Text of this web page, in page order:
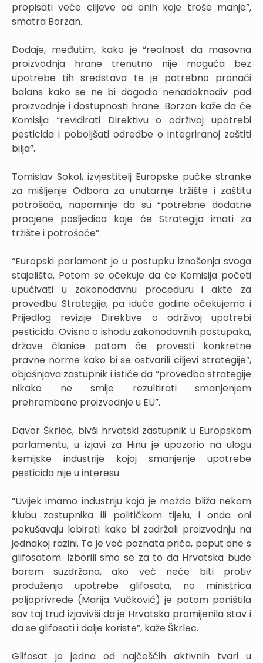
propisati veće ciljeve od onih koje troše manje”,
smatra Borzan.
Dodaje, međutim, kako je “realnost da masovna
proizvodnja hrane trenutno nije moguća bez
upotrebe tih sredstava te je potrebno pronaći
balans kako se ne bi dogodio nenadoknadiv pad
proizvodnje i dostupnosti hrane. Borzan kaže da će
Komisija “revidirati Direktivu o održivoj upotrebi
pesticida i poboljšati odredbe o integriranoj zaštiti
bilja”.
Tomislav Sokol, izvjestitelj Europske pučke stranke
za mišljenje Odbora za unutarnje tržište i zaštitu
potrošača, napominje da su “potrebne dodatne
procjene posljedica koje će Strategija imati za
tržište i potrošače”.
“Europski parlament je u postupku iznošenja svoga
stajališta. Potom se očekuje da će Komisija početi
upućivati u zakonodavnu proceduru i akte za
provedbu Strategije, pa iduće godine očekujemo i
Prijedlog revizije Direktive o održivoj upotrebi
pesticida. Ovisno o ishodu zakonodavnih postupaka,
države članice potom će provesti konkretne
pravne norme kako bi se ostvarili ciljevi strategije”,
objašnjava zastupnik i ističe da “provedba strategije
nikako ne smije rezultirati smanjenjem
prehrambene proizvodnje u EU”.
Davor Škrlec, bivši hrvatski zastupnik u Europskom
parlamentu, u izjavi za Hinu je upozorio na ulogu
kemijske industrije kojoj smanjenje upotrebe
pesticida nije u interesu.
“Uvijek imamo industriju koja je možda bliža nekom
klubu zastupnika ili političkom tijelu, i onda oni
pokušavaju lobirati kako bi zadržali proizvodnju na
jednakoj razini. To je već poznata priča, poput one s
glifosatom. Izborili smo se za to da Hrvatska bude
barem suzdržana, ako već neće biti protiv
produženja upotrebe glifosata, no ministrica
poljoprivrede (Marija Vučković) je potom poništila
sav taj trud izjavivši da je Hrvatska promijenila stav i
da se glifosati i dalje koriste”, kaže Škrlec.
Glifosat je jedna od najčešćih aktivnih tvari u